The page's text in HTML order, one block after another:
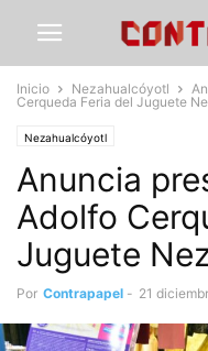
Inicio Nezahualcóyotl
Cerqueda Feria del Juguete
Nezahualcóyotl
Anuncia
Adolfo
Juguete
Por Contrapapel - 21